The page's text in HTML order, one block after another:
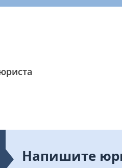
Напишите